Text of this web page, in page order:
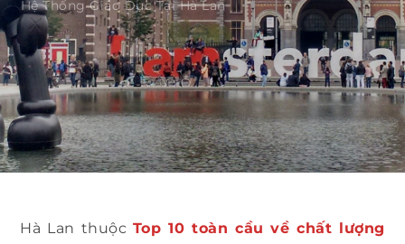
Hệ Thống Giáo Dục Tại Hà Lan
Hà Lan thuộc Top 10 toàn cầu về chất lượng